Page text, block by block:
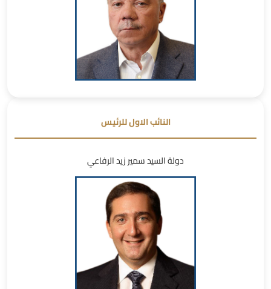
النائب الاول للرئيس
دولة السيد سمير زيد الرفاعي